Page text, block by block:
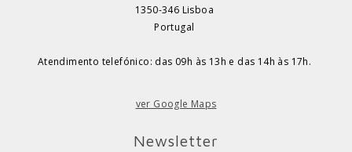
1350-346 Lisboa
Portugal
Atendimento telefónico: das 09h às 13h e das 14h às 17h.
ver Google Maps
Newsletter